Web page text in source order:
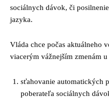
sociálnych dávok, či
jazyka.
Vláda chce počas aktuálneho
viacerým vážnejším zmenám
sťahovanie automatických
poberateľa sociálnych